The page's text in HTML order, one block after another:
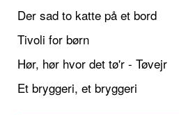
Der sad to katte på et bord
Tivoli for børn
Hør, hør hvor det tø'r - Tøvejr
Et bryggeri, et bryggeri